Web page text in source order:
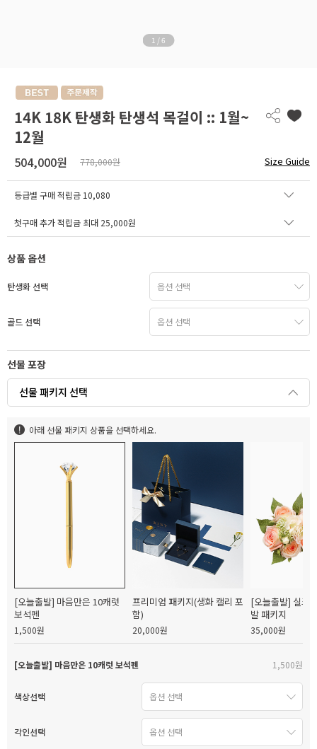
1 /6
14K 18K 탄생화 탄생석 목걸이 :: 1월~
12월
504,000원 778,000원 Size Guide
등급별 구매 적립금 10,080
첫구매 추가 적립금 최대 25,000원
상품 옵션
탄생화 선택
골드 선택
선물 포장
선물 패키지 선택
아래 선물 패키지 상품을 선택하세요.
[오늘출발] 마음만은 10캐럿
보석펜
1,500원
프리미엄 패키지(생화 캘리 포
함)
20,000원
[오늘출발] 실크
발 패키지
35,000원
[오늘출발] 마음만은 10캐럿 보석펜 1,500원
색상선택
각인선택